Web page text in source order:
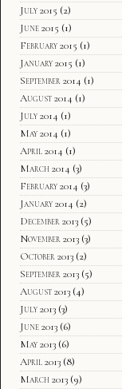
July 2015 (2)
June 2015 (1)
February 2015 (1)
January 2015 (1)
September 2014 (1)
August 2014 (1)
July 2014 (1)
May 2014 (1)
April 2014 (1)
March 2014 (3)
February 2014 (3)
January 2014 (2)
December 2013 (5)
November 2013 (3)
October 2013 (2)
September 2013 (5)
August 2013 (4)
July 2013 (3)
June 2013 (6)
May 2013 (6)
April 2013 (8)
March 2013 (9)